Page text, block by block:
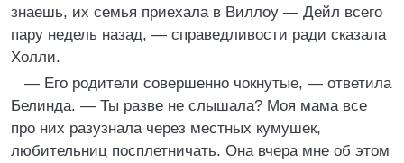
знаешь, их семья приехала в Виллоу — Дейл всего
пару недель назад, — справедливости ради сказала
Холли.
— Его родители совершенно чокнутые, — ответила
Белинда. — Ты разве не слышала? Моя мама все
про них разузнала через местных кумушек,
любительниц посплетничать. Она вчера мне об этом